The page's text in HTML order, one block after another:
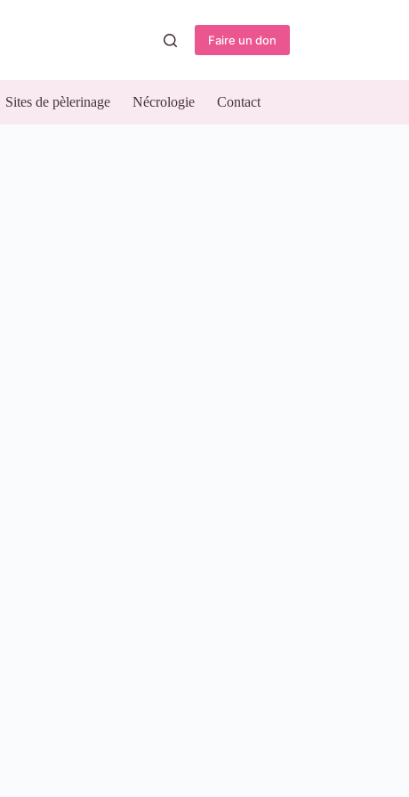
Faire un don
Sites de pèlerinage Nécrologie Contact